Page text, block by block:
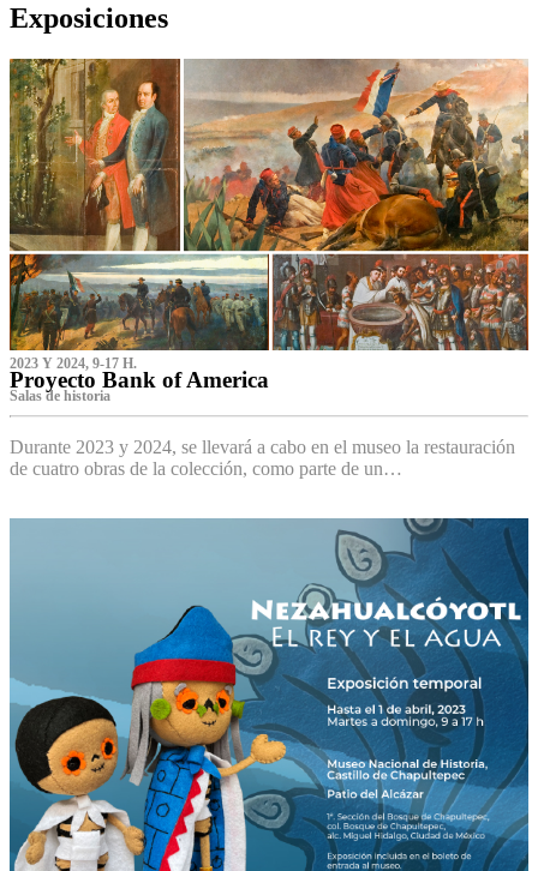
Exposiciones
2023 Y 2024, 9-17 H.
Proyecto Bank of America
S‌alas de historia
Durante 2023 y 2024, se llevará a cabo en el museo la restauración
de cuatro obras de la colección, como parte de un…